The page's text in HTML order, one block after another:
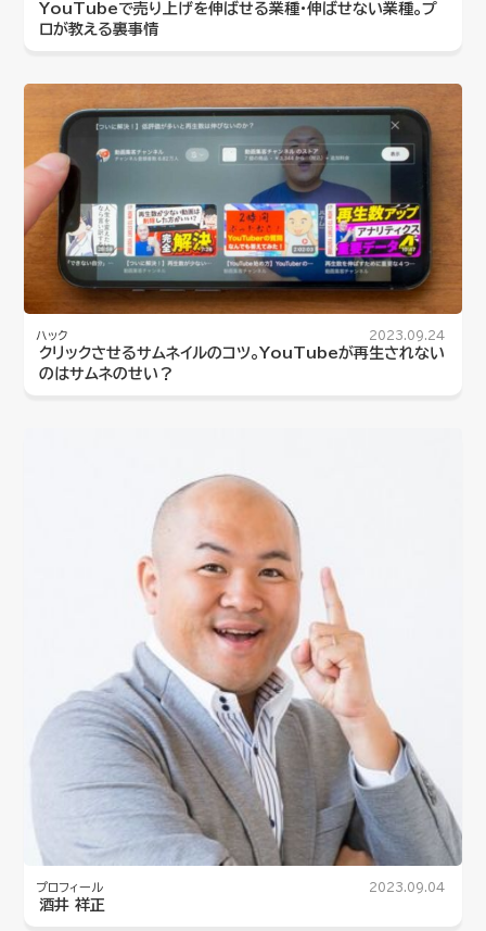
YouTubeで売り上げを伸ばせる業種・伸ばせない業種。プ
ロが教える裏事情
ハック 2023.09.24
クリックさせるサムネイルのコツ。YouTubeが再生されない
のはサムネのせい？
プロフィール 2023.09.04
酒井 祥正